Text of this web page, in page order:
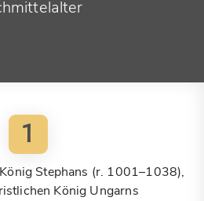
1
Stephans (r. 1001–1038),
König Ungarns